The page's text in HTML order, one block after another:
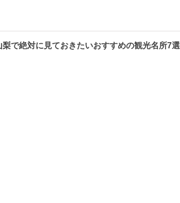
梨で絶対に見ておきたいおすすめの観光名所7選